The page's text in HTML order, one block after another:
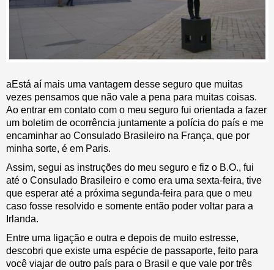
aEstá aí mais uma vantagem desse seguro que muitas
vezes pensamos que não vale a pena para muitas coisas.
Ao entrar em contato com o meu seguro fui orientada a fazer
um boletim de ocorrência juntamente a polícia do país e me
encaminhar ao Consulado Brasileiro na França, que por
minha sorte, é em Paris.
Assim, segui as instruções do meu seguro e fiz o B.O., fui
até o Consulado Brasileiro e como era uma sexta-feira, tive
que esperar até a próxima segunda-feira para que o meu
caso fosse resolvido e somente então poder voltar para a
Irlanda.
Entre uma ligação e outra e depois de muito estresse,
descobri que existe uma espécie de passaporte, feito para
você viajar de outro país para o Brasil e que vale por três